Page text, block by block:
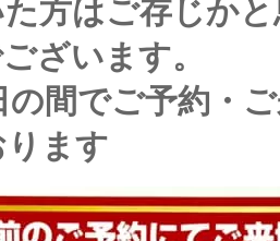
方はご存じか
ざいます。
の間でご予約・
ます